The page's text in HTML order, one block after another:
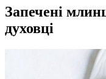
Запечені
духовці